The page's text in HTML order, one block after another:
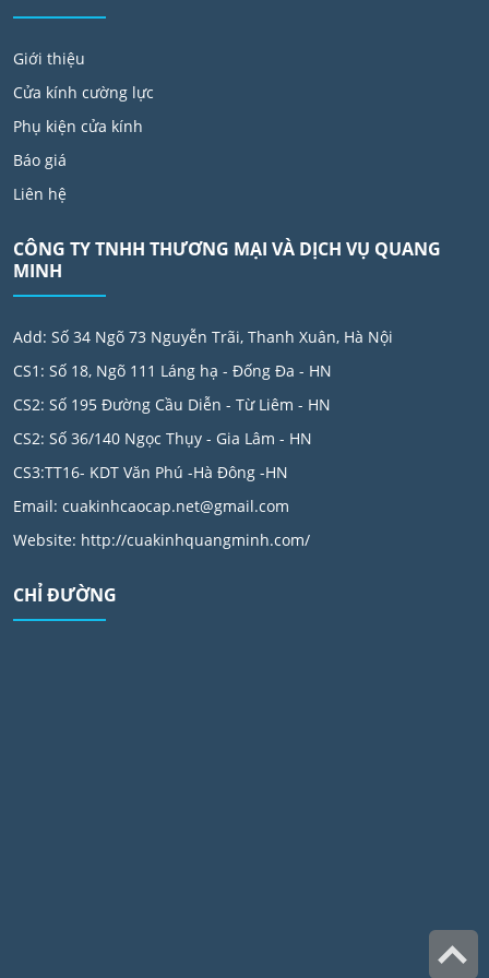
Giới thiệu
Cửa kính cường lực
Phụ kiện cửa kính
Báo giá
Liên hệ
CÔNG TY TNHH THƯƠNG MẠI VÀ DỊCH VỤ QUANG
MINH
Add: Số 34 Ngõ 73 Nguyễn Trãi, Thanh Xuân, Hà Nội
CS1: Số 18, Ngõ 111 Láng hạ - Đống Đa - HN
CS2: Số 195 Đường Cầu Diễn - Từ Liêm - HN
CS2: Số 36/140 Ngọc Thụy - Gia Lâm - HN
CS3:TT16- KDT Văn Phú -Hà Đông -HN
Email: cuakinhcaocap.net@gmail.com
Website: http://cuakinhquangminh.com/
CHỈ ĐƯỜNG